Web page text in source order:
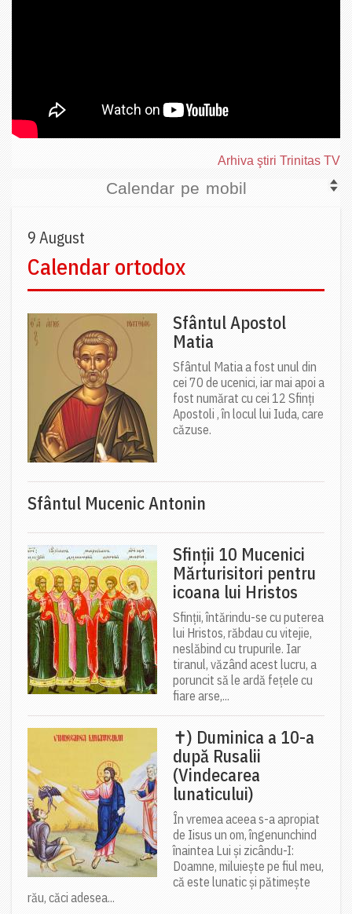
Arhiva ştiri Trinitas TV
Calendar pe mobil
9 August
Calendar ortodox
Sfântul Apostol
Matia
Sfântul Matia a fost unul din
cei 70 de ucenici, iar mai apoi a
fost numărat cu cei 12 Sfinți
Apostoli , în locul lui Iuda, care
căzuse.
Sfântul Mucenic Antonin
Sfinții 10 Mucenici
Mărturisitori pentru
icoana lui Hristos
Sfinții, întărindu-se cu puterea
lui Hristos, răbdau cu vitejie,
neslăbind cu trupurile. Iar
tiranul, văzând acest lucru, a
poruncit să le ardă fețele cu
fiare arse,...
✝) Duminica a 10-a
după Rusalii
(Vindecarea
lunaticului)
În vremea aceea s-a apropiat
de Iisus un om, îngenunchind
înaintea Lui și zicându-I:
Doamne, miluiește pe fiul meu,
că este lunatic și pătimește
rău, căci adesea...